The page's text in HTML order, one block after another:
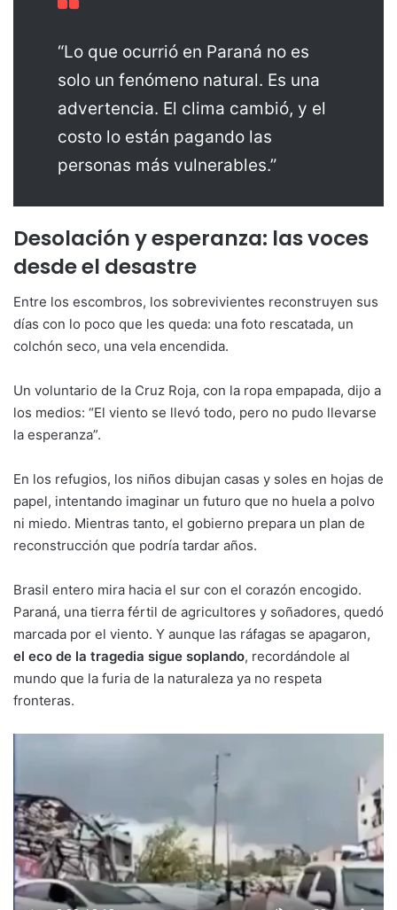
“Lo que ocurrió en Paraná no es
solo un fenómeno natural. Es una
advertencia. El clima cambió, y el
costo lo están pagando las
personas más vulnerables.”
Desolación y esperanza: las voces
desde el desastre
Entre los escombros, los sobrevivientes reconstruyen sus
días con lo poco que les queda: una foto rescatada, un
colchón seco, una vela encendida.
Un voluntario de la Cruz Roja, con la ropa empapada, dijo a
los medios: “El viento se llevó todo, pero no pudo llevarse
la esperanza”.
En los refugios, los niños dibujan casas y soles en hojas de
papel, intentando imaginar un futuro que no huela a polvo
ni miedo. Mientras tanto, el gobierno prepara un plan de
reconstrucción que podría tardar años.
Brasil entero mira hacia el sur con el corazón encogido.
Paraná, una tierra fértil de agricultores y soñadores, quedó
marcada por el viento. Y aunque las ráfagas se apagaron,
el eco de la tragedia sigue soplando, recordándole al
mundo que la furia de la naturaleza ya no respeta
fronteras.